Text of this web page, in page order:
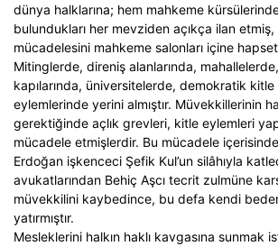
dünya halklarına; hem mahkeme
bulundukları her mevziden açıkça ilan
mücadelesini mahkeme salonları içine
Mitinglerde, direniş alanlarında,
kapılarında, üniversitelerde, demokratik
eylemlerinde yerini almıştır. Müvekkillerinin
gerektiğinde açlık grevleri, kitle eylemleri
mücadele etmişlerdir. Bu mücadele
Erdoğan işkenceci Şefik Kul’un silâhıyla
avukatlarından Behiç Aşcı tecrit zulmüne
müvekkilini kaybedince, bu defa kendi
yatırmıştır.
Mesleklerini halkın haklı kavgasına sunmak